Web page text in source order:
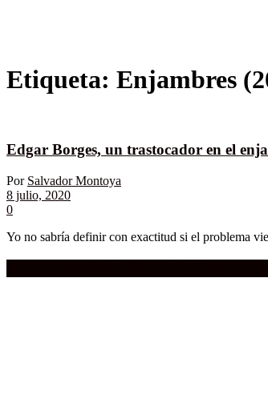
Etiqueta: Enjambres
Edgar Borges, un trastocador en el
Por Salvador Montoya
8 julio, 2020
0
Yo no sabría definir con exactitud si el problema